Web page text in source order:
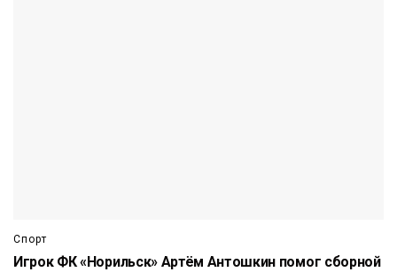
Спорт
Игрок ФК «Норильск» Артём Антошкин помог сборной